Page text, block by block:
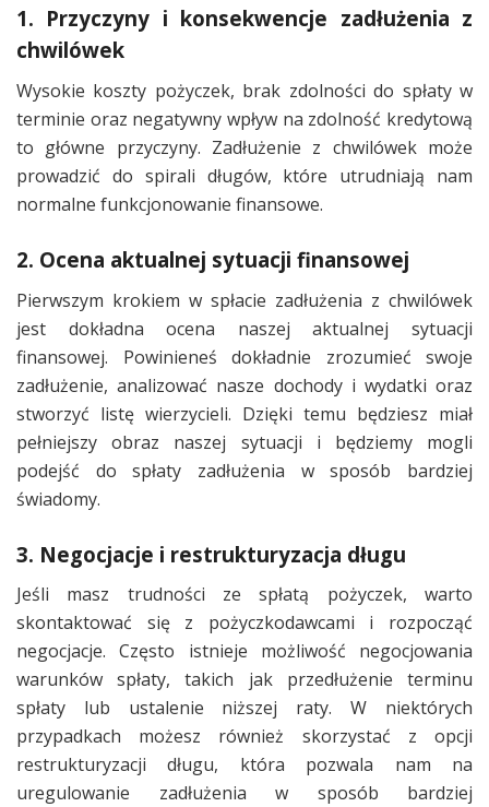
1. Przyczyny i konsekwencje zadłużenia z
chwilówek
Wysokie koszty pożyczek, brak zdolności do spłaty w
terminie oraz negatywny wpływ na zdolność kredytową
to główne przyczyny. Zadłużenie z chwilówek może
prowadzić do spirali długów, które utrudniają nam
normalne funkcjonowanie finansowe.
2. Ocena aktualnej sytuacji finansowej
Pierwszym krokiem w spłacie zadłużenia z chwilówek
jest dokładna ocena naszej aktualnej sytuacji
finansowej. Powinieneś dokładnie zrozumieć swoje
zadłużenie, analizować nasze dochody i wydatki oraz
stworzyć listę wierzycieli. Dzięki temu będziesz miał
pełniejszy obraz naszej sytuacji i będziemy mogli
podejść do spłaty zadłużenia w sposób bardziej
świadomy.
3. Negocjacje i restrukturyzacja długu
Jeśli masz trudności ze spłatą pożyczek, warto
skontaktować się z pożyczkodawcami i rozpocząć
negocjacje. Często istnieje możliwość negocjowania
warunków spłaty, takich jak przedłużenie terminu
spłaty lub ustalenie niższej raty. W niektórych
przypadkach możesz również skorzystać z opcji
restrukturyzacji długu, która pozwala nam na
uregulowanie zadłużenia w sposób bardziej